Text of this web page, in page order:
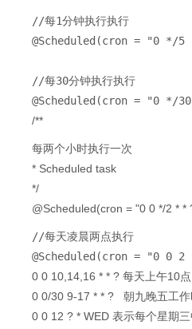
//每1分钟执行执行
@Scheduled(cron = "0
//每30分钟执行执行
@Scheduled(cron = "0 */
/**
每两个小时执行一次
* Scheduled task
*/
@Scheduled(cron = "0 0 */2 * *
//每天凌晨两点执行
@Scheduled(cron = "0
0 0 10,14,16 * * ? 每天上午10
0 0/30 9-17 * * ? 朝九晚五工作
0 0 12 ? * WED 表示每个星期